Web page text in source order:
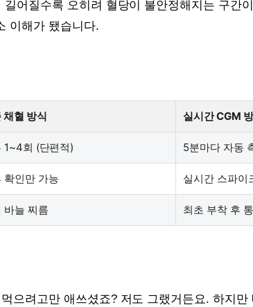
어질수록 오히려 혈당이 불안정해지는 구간
이해가 됐습니다.
채혈 방식 실시간 CGM
1~4회 (단편적) 5분마다 자동
확인만 가능 실시간 스파이
바늘 찌름 최초 부착 후
으려고만 애쓰셨죠? 저도 그랬거든요. 하지만